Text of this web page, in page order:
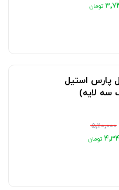
پارس استیل
۵٬۱۱۰٬۰۰۰